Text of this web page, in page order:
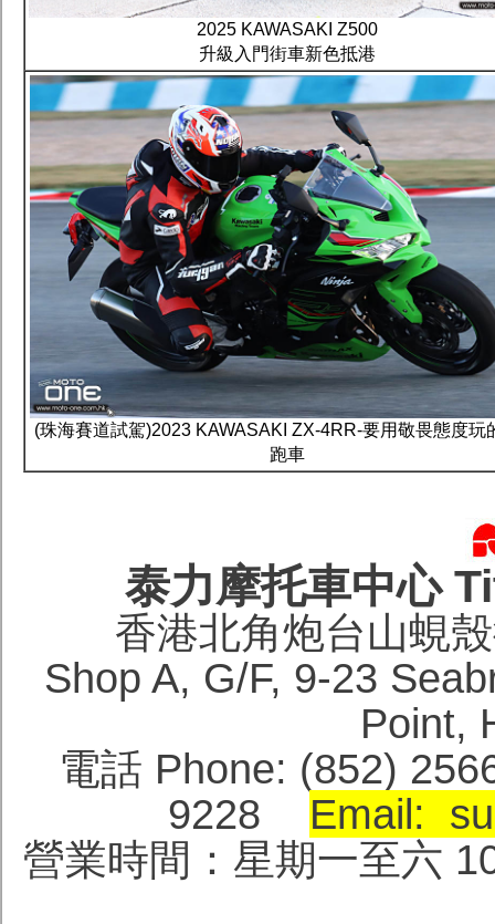
2025 KAWASAKI Z500
升級入門街車新色抵港
(珠海賽道試駕)2023 KAWASAKI ZX-4RR-要用敬畏態度玩
跑車
泰力摩托車中心
香港北角炮台山蜆
Shop A, G/F, 9-23
電話 Phone: (852)
9228 Email:
營業時間：星期一至六